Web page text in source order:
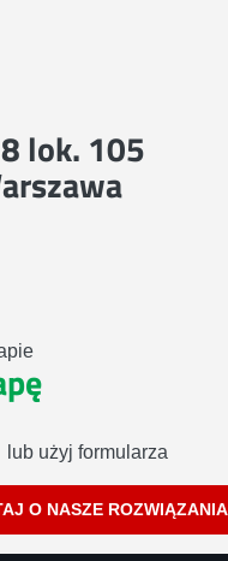
lok. 105
lub użyj formularza
O NASZE ROZWIĄZANIA